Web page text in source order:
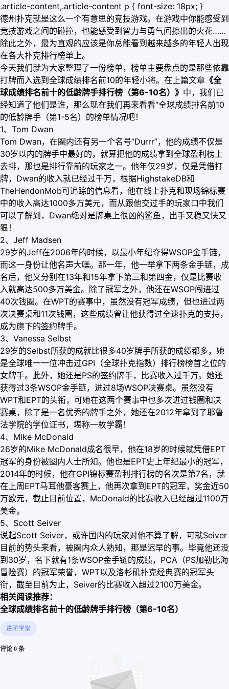
.article-content,.article-content p { font-size: 18px; }
德州扑克就是这么一个有意思的竞技游戏。在游戏中你能感受到
竞技游戏之间的碰撞，也能感受到智力与勇气间擦出的火花……
除此之外，最为直观的应该是你总能看到越来越多的年轻人出现
在各大扑克排行榜单上。
今天我们就为大家整理了一份榜单，榜单主要盘点的是那些依靠
打牌而入选到全球成绩排名前10的年轻小将。在上篇文章 《全
球成绩排名前十的低龄牌手排行榜（第6-10名）》 中，我们已
经知道了他们是谁，那么现在我们再来看看“全球成绩排名前10
的低龄牌手（第1-5名）的榜单情况吧！
1、Tom Dwan
Tom Dwan，在圈内还有另一个名号“Durrr”，他的成绩不仅是
30岁以内的牌手中最好的，就算把他的成绩拿到全球盈利榜上
去排，那也是排行靠前的玩家之一。他年仅29岁，仅是凭借打
牌，Dwan的收入就已经过千万，根据HighstakeDB和
TheHendonMob可追踪的信息看，他在线上扑克和现场锦标赛
中的收入高达1000多万美元，而从跟他交过手的玩家口中我们
可以了解到，Dwan绝对是牌桌上很凶的鲨鱼，出手又稳又快又
狠！
2、Jeff Madsen
29岁的Jeff在2006年的时候，以最小年纪夺得WSOP金手链，
而这一身份让他名声大噪。那一年，他一举拿下两条金手链，成
名后，他又分别在13年和15年拿下第三和第四金，仅是比赛收
入就高达500多万美金。除了冠军之外，他还在WSOP闯进过
40次钱圈。在WPT的赛事中，虽然没有冠军成绩，但也进过两
次决赛桌和11次钱圈，这些成绩曾让他获得过全速扑克的支持，
成为旗下的签约牌手。
3、Vanessa Selbst
29岁的Selbst所获的成就比很多40岁牌手所获的成绩都多，她
是全球唯一一位冲击过GPI（全球扑克指数）排行榜榜首之位的
女牌手。此外，她还是PS的签约牌手，比赛收入过千万。她还
获得过3条WSOP金手链，进过8场WSOP决赛桌。虽然没有
WPT和EPT的头衔，可她在这两个赛事中也多次进过钱圈和决
赛桌，除了是一名优秀的牌手之外，她还在2012年拿到了耶鲁
法学院的学位证书，堪称一枚学霸！
4、Mike McDonald
26岁的Mike McDonald成名很早，他在18岁的时候就凭借EPT
冠军的身份被圈内人士所知。他也是EPT史上年纪最小的冠军，
2014年的时候，他在GPI锦标赛盈利排行榜的名次是第7名，就
在上周EPT马耳他豪客赛上，他再次拿到EPT的冠军，奖金近50
万欧元，截止目前位置，McDonald的比赛收入已经超过1100万
美金。
5、Scott Seiver
说起Scott Seiver，或许国内的玩家对他不算了解，可就Seiver
目前的势头来看，被圈内众人熟知，那是迟早的事。毕竟他还没
到30岁，名下就有1条WSOP金手链的成绩，PCA（PS加勒比海
冒险赛）的冠军荣誉，WPT以及洛杉矶扑克经典赛的冠军头
衔，截至目前为止，Seiver的比赛收入超过2100万美金。
相关阅读推荐：
全球成绩排名前十的低龄牌手排行榜（第6-10名）
进阶学堂
评论 0 条